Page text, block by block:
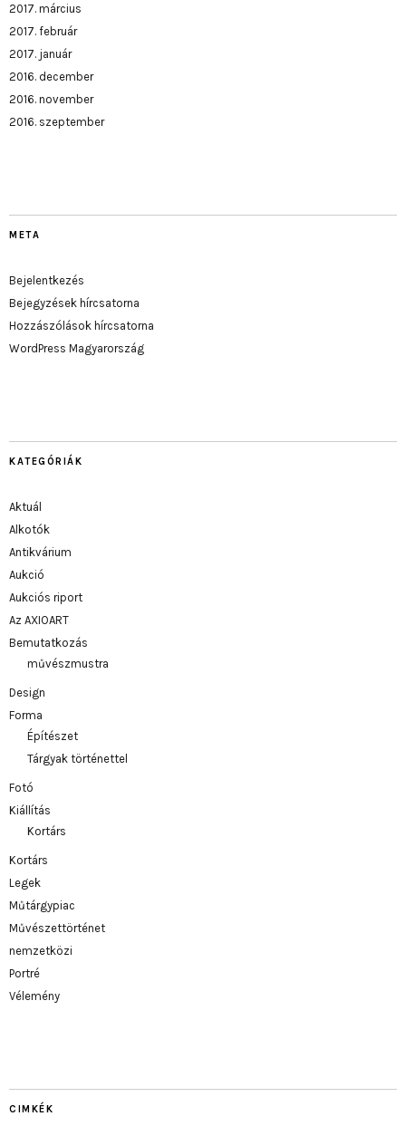
2017. március
2017. február
2017. január
2016. december
2016. november
2016. szeptember
META
Bejelentkezés
Bejegyzések hírcsatorna
Hozzászólások hírcsatorna
WordPress Magyarország
KATEGÓRIÁK
Aktuál
Alkotók
Antikvárium
Aukció
Aukciós riport
Az AXIOART
Bemutatkozás
művészmustra
Design
Forma
Építészet
Tárgyak történettel
Fotó
Kiállítás
Kortárs
Kortárs
Legek
Műtárgypiac
Művészettörténet
nemzetközi
Portré
Vélemény
CIMKÉK